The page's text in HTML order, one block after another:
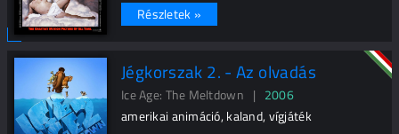
Részletek »
Jégkorszak 2. - Az olvadás
Ice Age: The Meltdown | 2006
amerikai animáció, kaland, vígjáték